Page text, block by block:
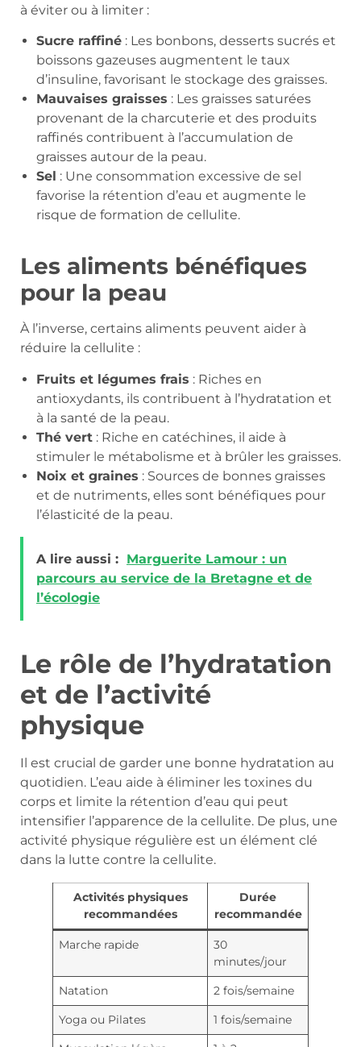
à éviter ou à limiter :
Sucre raffiné : Les bonbons, desserts sucrés et
boissons gazeuses augmentent le taux
d’insuline, favorisant le stockage des graisses.
Mauvaises graisses : Les graisses saturées
provenant de la charcuterie et des produits
raffinés contribuent à l’accumulation de
graisses autour de la peau.
Sel : Une consommation excessive de sel
favorise la rétention d’eau et augmente le
risque de formation de cellulite.
Les aliments bénéfiques
pour la peau
À l’inverse, certains aliments peuvent aider à
réduire la cellulite :
Fruits et légumes frais : Riches en
antioxydants, ils contribuent à l’hydratation et
à la santé de la peau.
Thé vert : Riche en catéchines, il aide à
stimuler le métabolisme et à brûler les graisses.
Noix et graines : Sources de bonnes graisses
et de nutriments, elles sont bénéfiques pour
l’élasticité de la peau.
A lire aussi : Marguerite Lamour : un
parcours au service de la Bretagne et de
l’écologie
Le rôle de l’hydratation
et de l’activité
physique
Il est crucial de garder une bonne hydratation au
quotidien. L’eau aide à éliminer les toxines du
corps et limite la rétention d’eau qui peut
intensifier l’apparence de la cellulite. De plus, une
activité physique régulière est un élément clé
dans la lutte contre la cellulite.
Activités physiques
recommandées
Durée
recommandée
Marche rapide
30
minutes/jour
Natation
2 fois/semaine
Yoga ou Pilates
1 fois/semaine